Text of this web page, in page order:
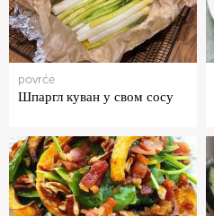
povrće
Шпаргл куван у свом сосу